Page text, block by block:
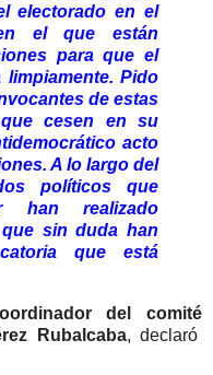
electorado en el
el que están
para que el
Pido
de estas
que cesen en su
acto
A lo largo del
políticos que
han realizado
sin duda han
que está
del comité
Rubalcaba, declaró